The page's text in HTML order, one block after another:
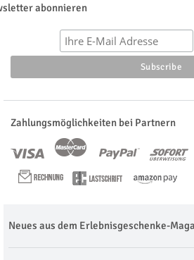
abonnieren
Zahlungsmöglichkeiten bei Partnern
Neues aus dem Erlebnisgeschenke-